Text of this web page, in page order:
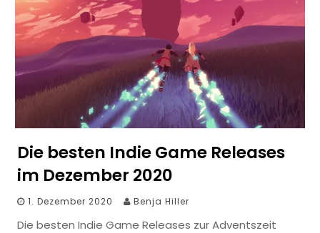
Die besten Indie Game Releases
im Dezember 2020
1. Dezember 2020 Benja Hiller
Die besten Indie Game Releases zur Adventszeit